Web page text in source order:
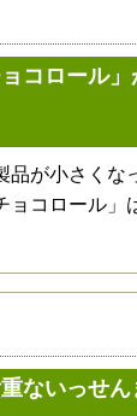
コロール
品が小さくな
ョコロール」
ないっせん